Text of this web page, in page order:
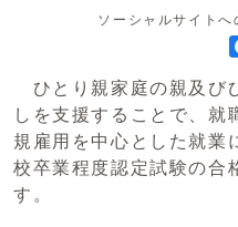
ソーシャルサイト
ひとり親家庭の親及び
しを支援することで、就
規雇用を中心とした就業
校卒業程度認定試験の合
す。